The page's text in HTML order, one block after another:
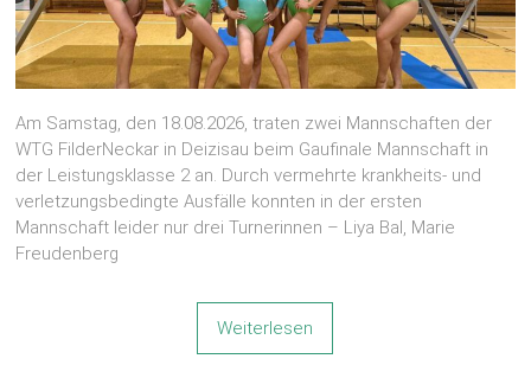
Am Samstag, den 18.08.2026, traten zwei Mannschaften der
WTG FilderNeckar in Deizisau beim Gaufinale Mannschaft in
der Leistungsklasse 2 an. Durch vermehrte krankheits- und
verletzungsbedingte Ausfälle konnten in der ersten
Mannschaft leider nur drei Turnerinnen – Liya Bal, Marie
Freudenberg
Weiterlesen